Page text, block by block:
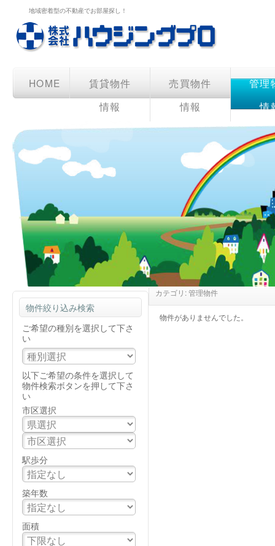
地域密着型の不動産でお部屋探し！
HOME
賃貸物件
情報
売買物件
情報
管理
情
カテゴリ: 管理物件
物件がありませんでした。
物件絞り込み検索
ご希望の種別を選択して下さ
い
以下ご希望の条件を選択して
物件検索ボタンを押して下さ
い
市区選択
駅歩分
築年数
面積